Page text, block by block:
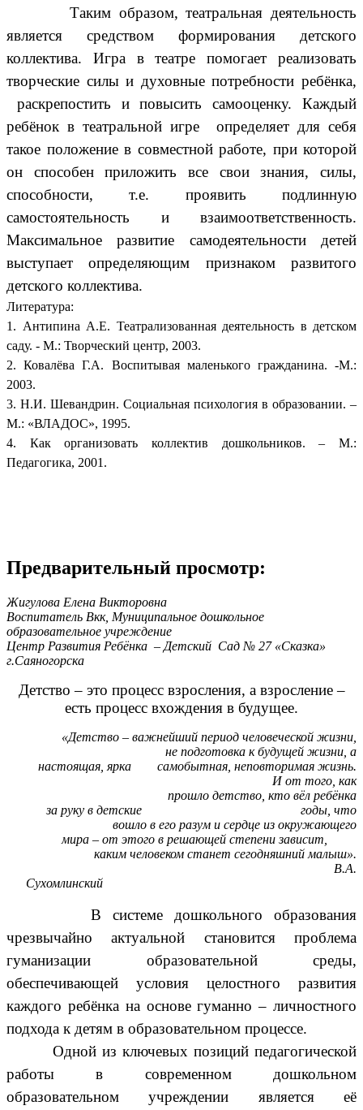
Таким образом, театральная деятельность
является средством формирования детского
коллектива. Игра в театре помогает реализовать
творческие силы и духовные потребности ребёнка,
раскрепостить и повысить самооценку. Каждый
ребёнок в театральной игре определяет для себя
такое положение в совместной работе, при которой
он способен приложить все свои знания, силы,
способности, т.е. проявить подлинную
самостоятельность и взаимоответственность.
Максимальное развитие самодеятельности детей
выступает определяющим признаком развитого
детского коллектива.
Литература:
1. Антипина А.Е. Театрализованная деятельность в детском
саду. - М.: Творческий центр, 2003.
2. Ковалёва Г.А. Воспитывая маленького гражданина. -М.:
2003.
3. Н.И. Шевандрин. Социальная психология в образовании. –
М.: «ВЛАДОС», 1995.
4. Как организовать коллектив дошкольников. – М.:
Педагогика, 2001.
Предварительный просмотр:
Жигулова Елена Викторовна
Воспитатель Вкк, Муниципальное дошкольное
образовательное учреждение
Центр Развития Ребёнка – Детский Сад № 27 «Сказка»
г.Саяногорска
Детство – это процесс взросления, а взросление –
есть процесс вхождения в будущее.
«Детство – важнейший период человеческой жизни,
не подготовка к будущей жизни, а
настоящая, ярка самобытная, неповторимая жизнь.
И от того, как
прошло детство, кто вёл ребёнка
за руку в детские годы, что
вошло в его разум и сердце из окружающего
мира – от этого в решающей степени зависит,
каким человеком станет сегодняшний малыш».
В.А.
Сухомлинский
В системе дошкольного образования
чрезвычайно актуальной становится проблема
гуманизации образовательной среды,
обеспечивающей условия целостного развития
каждого ребёнка на основе гуманно – личностного
подхода к детям в образовательном процессе.
Одной из ключевых позиций педагогической
работы в современном дошкольном
образовательном учреждении является её